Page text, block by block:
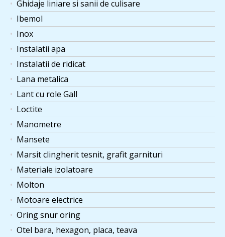
Ghidaje liniare si sanii de culisare
Ibemol
Inox
Instalatii apa
Instalatii de ridicat
Lana metalica
Lant cu role Gall
Loctite
Manometre
Mansete
Marsit clingherit tesnit, grafit garnituri
Materiale izolatoare
Molton
Motoare electrice
Oring snur oring
Otel bara, hexagon, placa, teava